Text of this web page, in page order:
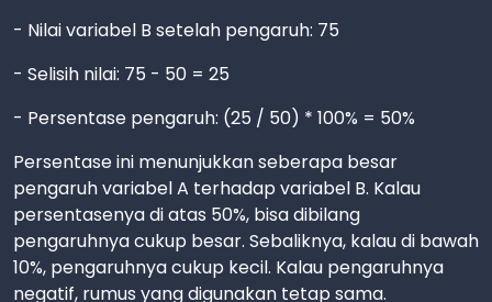
- Nilai variabel B setelah pengaruh: 75
- Selisih nilai: 75 - 50 = 25
- Persentase pengaruh: (25 / 50) * 100% = 50%
Persentase ini menunjukkan seberapa besar
pengaruh variabel A terhadap variabel B. Kalau
persentasenya di atas 50%, bisa dibilang
pengaruhnya cukup besar. Sebaliknya, kalau di bawah
10%, pengaruhnya cukup kecil. Kalau pengaruhnya
negatif, rumus yang digunakan tetap sama.